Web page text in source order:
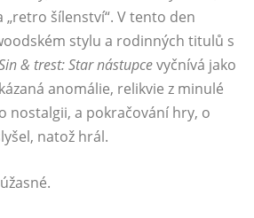
šílenství“. V tento den
stylu a rodinných titulů s
& trest: Star nástupcevyčnívá jako
anomálie, relikvie z minulé
nostalgii, a pokračování hry, o
natož hrál.